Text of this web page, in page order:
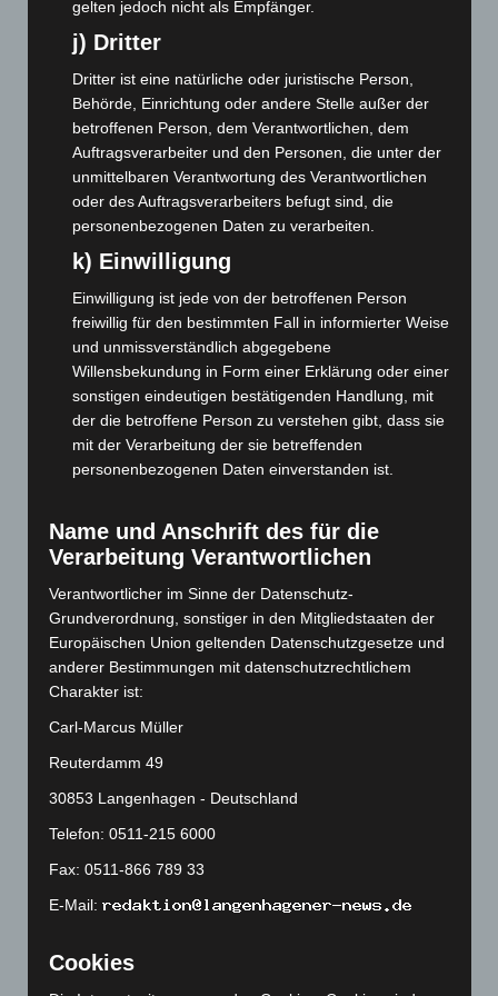
März 2024(103)
Januar 2024(111)
Dezember 2023 (130)
November 2023
(130)
Oktober 2023(114)
September 2023(133)
August 2023(134)
Juli 2023(118)
Juni 2023(142)
Mai 2023(139)
April 2023(155)
März 2023(174)
Februar 2023(154)
Dezember 2022 (130)
November 2022(167)
Oktober 2022(166)
September 2022 (205)
August 2022(166)
Juli 2022(133)
Juni 2022(167)
Mai 2022(177)
April 2022(198)
März 2022(221)
Februar 2022(189)
Januar 2022(190)
November 2021
gelten jedoch nicht als Empfänger.
j) Dritter
Dritter ist eine natürliche oder juristische Person,
Behörde, Einrichtung oder andere Stelle außer der
betroffenen Person, dem Verantwortlichen, dem
Auftragsverarbeiter und den Personen, die unter der
unmittelbaren Verantwortung des Verantwortlichen
oder des Auftragsverarbeiters befugt sind, die
personenbezogenen Daten zu verarbeiten.
k) Einwilligung
Einwilligung ist jede von der betroffenen Person
freiwillig für den bestimmten Fall in informierter Weise
und unmissverständlich abgegebene
Willensbekundung in Form einer Erklärung oder einer
sonstigen eindeutigen bestätigenden Handlung, mit
der die betroffene Person zu verstehen gibt, dass sie
mit der Verarbeitung der sie betreffenden
personenbezogenen Daten einverstanden ist.
Name und Anschrift des für die
Verarbeitung Verantwortlichen
Verantwortlicher im Sinne der Datenschutz-
Grundverordnung, sonstiger in den Mitgliedstaaten der
Europäischen Union geltenden Datenschutzgesetze und
anderer Bestimmungen mit datenschutzrechtlichem
Charakter ist:
Carl-Marcus Müller
Reuterdamm 49
30853 Langenhagen - Deutschland
Telefon: 0511-215 6000
Fax: 0511-866 789 33
E-Mail:
Cookies